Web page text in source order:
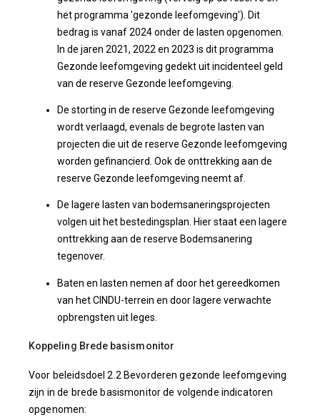
het programma 'gezonde leefomgeving'). Dit
bedrag is vanaf 2024 onder de lasten opgenomen.
In de jaren 2021, 2022 en 2023 is dit programma
Gezonde leefomgeving gedekt uit incidenteel geld
van de reserve Gezonde leefomgeving.
De storting in de reserve Gezonde leefomgeving
wordt verlaagd, evenals de begrote lasten van
projecten die uit de reserve Gezonde leefomgeving
worden gefinancierd. Ook de onttrekking aan de
reserve Gezonde leefomgeving neemt af.
De lagere lasten van bodemsaneringsprojecten
volgen uit het bestedingsplan. Hier staat een lagere
onttrekking aan de reserve Bodemsanering
tegenover.
Baten en lasten nemen af door het gereedkomen
van het CINDU-terrein en door lagere verwachte
opbrengsten uit leges.
Koppeling Brede basismonitor
Voor beleidsdoel 2.2 Bevorderen gezonde leefomgeving
zijn in de brede basismonitor de volgende indicatoren
opgenomen: